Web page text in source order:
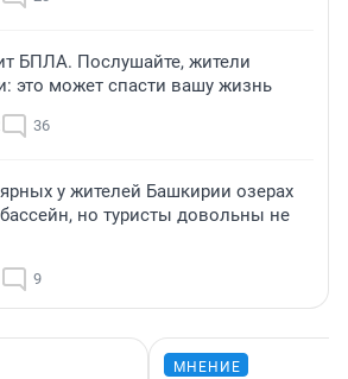
БПЛА. Послушайте, жители
это может спасти вашу жизнь
36
у жителей Башкирии озерах
но туристы довольны не
9
МНЕНИЕ